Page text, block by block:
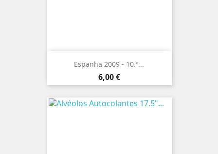
Espanha 2009 - 10.º...
Preço
6,00 €